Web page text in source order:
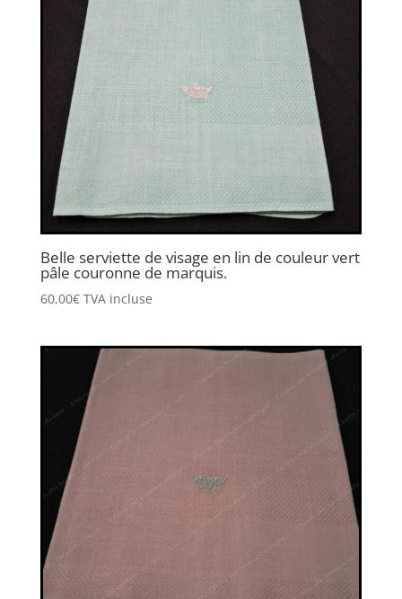
Belle serviette de visage en lin de couleur vert
pâle couronne de marquis.
60,00€ TVA incluse